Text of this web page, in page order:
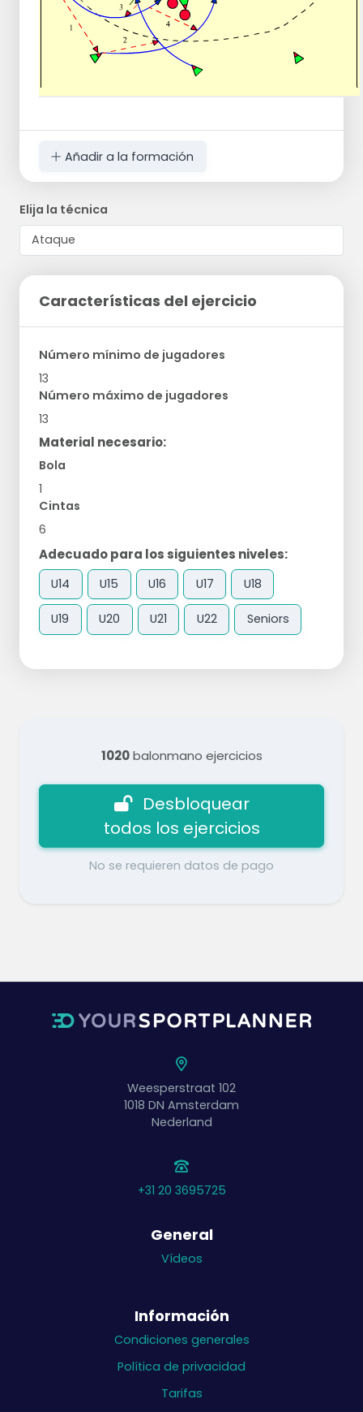
Añadir a la formación
Elija la técnica
Características del ejercicio
Número mínimo de jugadores
13
Número máximo de jugadores
13
Material necesario:
Bola
1
Cintas
6
Adecuado para los siguientes niveles:
U14 U15 U16 U17 U18
U19 U20 U21 U22 Seniors
1020balonmano ejercicios
Desbloquear
todos los ejercicios
No se requieren datos de pago
Weesperstraat 102
1018 DN Amsterdam
Nederland
+31 20 3695725
General
Vídeos
Información
Condiciones generales
Política de privacidad
Tarifas